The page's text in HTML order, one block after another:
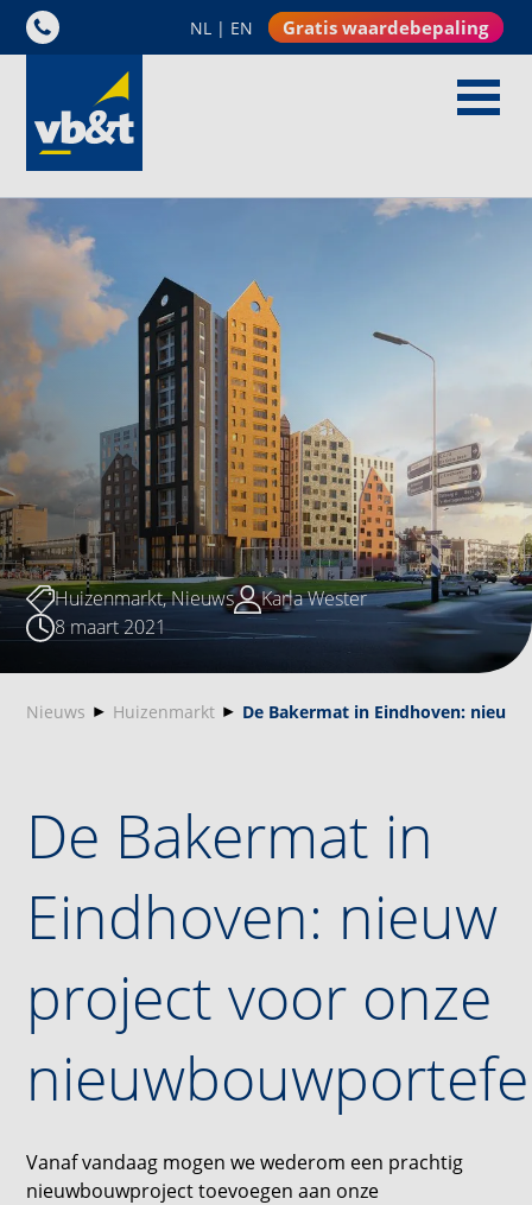
NL | EN Gratis waardebepaling
Huizenmarkt,Nieuws
Karla Wester
8 maart 2021
Nieuws Huizenmarkt De Bakermat in Eindhoven:
De Bakermat in
Eindhoven: nieuw
project voor onze
Vanaf vandaag mogen we wederom een prachtig
nieuwbouwproject toevoegen aan onze